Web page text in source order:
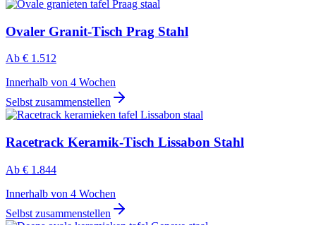
Ovaler Granit-Tisch Prag Stahl
Ab € 1.512
Innerhalb von 4 Wochen
Selbst zusammenstellen
Racetrack Keramik-Tisch Lissabon Stahl
Ab € 1.844
Innerhalb von 4 Wochen
Selbst zusammenstellen